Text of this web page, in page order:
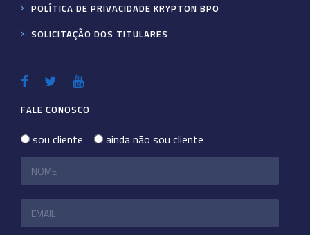
POLÍTICA DE PRIVACIDADE KRYPTON BPO
SOLICITAÇÃO DOS TITULARES
FALE CONOSCO
sou cliente ainda não sou cliente